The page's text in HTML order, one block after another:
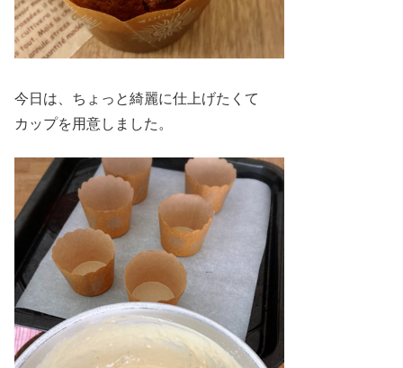
今日は、ちょっと綺麗に仕上げたくて
カップを用意しました。